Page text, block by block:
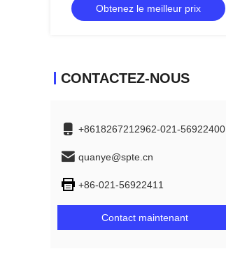
Obtenez le meilleur prix
CONTACTEZ-NOUS
+8618267212962-021-56922400
quanye@spte.cn
+86-021-56922411
Contact maintenant